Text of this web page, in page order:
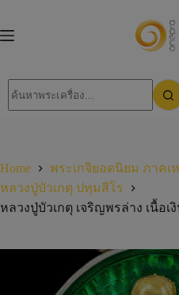
Home
พระเกจิยอดนิยม ภาคเ
หลวงปู่บัวเกตุ ปทุมสิโร
หลวงปู่บัวเกตุ เจริญพรล่าง เนื้อเ